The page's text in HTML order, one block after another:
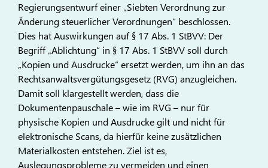
Regierungsentwurf einer „Siebten Verordnung zur
Änderung steuerlicher Verordnungen“ beschlossen.
Dies hat Auswirkungen auf § 17 Abs. 1 StBVV: Der
Begriff „Ablichtung“ in § 17 Abs. 1 StBVV soll durch
„Kopien und Ausdrucke“ ersetzt werden, um ihn an das
Rechtsanwaltsvergütungsgesetz (RVG) anzugleichen.
Damit soll klargestellt werden, dass die
Dokumentenpauschale – wie im RVG – nur für
physische Kopien und Ausdrucke gilt und nicht für
elektronische Scans, da hierfür keine zusätzlichen
Materialkosten entstehen. Ziel ist es,
Auslegungsprobleme zu vermeiden und einen